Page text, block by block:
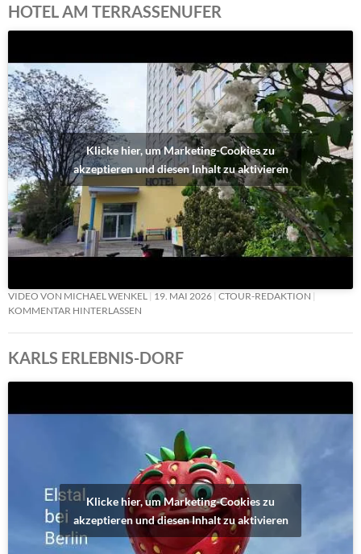
HOTEL AM TERRASSENUFER
Klicke hier, um Marketing-Cookies zu
akzeptieren und diesen Inhalt zu aktivieren
VIDEO VON MICHAEL WENKEL 19. MAI 2026 CTOUR-REDAKTION
KOMMENTAR HINTERLASSEN
KARLS ERLEBNIS-DORF
Klicke hier, um Marketing-Cookies zu
akzeptieren und diesen Inhalt zu aktivieren